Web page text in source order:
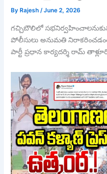
By Rajesh/June 2, 2026
గచ్చిబౌలిలో
పోలీసులు అనుమతి
పార్టీ ప్రధాన కార్యదర్శి రామ్